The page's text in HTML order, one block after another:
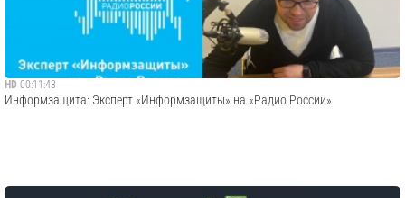
HD 00:11:43
Информзащита: Эксперт «Информзащиты» на «Радио России»